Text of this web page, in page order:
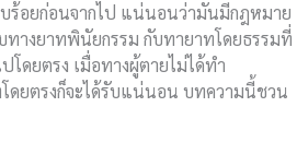
ร้อยก่อนจากไป แน่นอนว่ามันมีกฎหมาย
างยาทพินัยกรรม กับทายาทโดยธรรมที่
ดยตรง เมื่อทางผู้ตายไม่ได้ทำ
ดยตรงก็จะได้รับแน่นอน บทความนี้ชวน